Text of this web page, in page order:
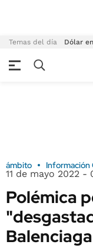
Temas del día Dólar
ámbito Información
11 de mayo 2022 -
Polémica